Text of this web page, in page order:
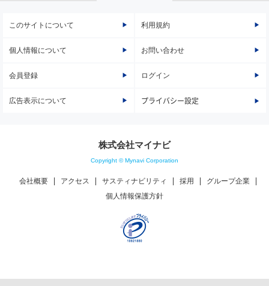
このサイトについて 利用規約
個人情報について お問い合わせ
会員登録 ログイン
広告表示について プライバシー設定
株式会社マイナビ
Copyright © Mynavi Corporation
会社概要 アクセス サスティナビリティ 採用
グループ企業
個人情報保護方針